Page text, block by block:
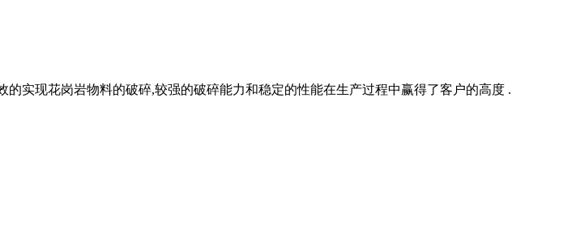
实现花岗岩物料的破碎,较强的破碎能力和稳定的性能在生产过程中赢得了客户的高度 .